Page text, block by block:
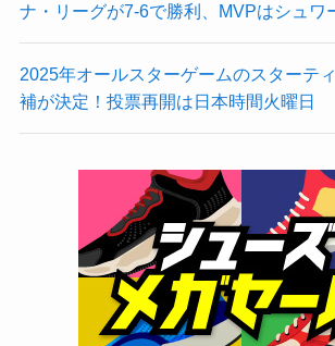
ナ・リーグが7-6で勝利、MVPはシュワ
2025年オールスターゲームのスターテ
補が決定！投票再開は日本時間火曜日